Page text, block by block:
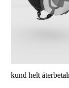
kund helt